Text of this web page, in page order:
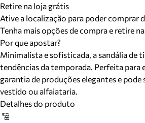
Retire na loja grátis
Ative a localização para poder comprar
Tenha mais opções de compra e retire
Por que apostar?
Minimalista e sofisticada, a sandália de
tendências da temporada. Perfeita para
garantia de produções elegantes e pode
vestido ou alfaiataria.
Detalhes do produto